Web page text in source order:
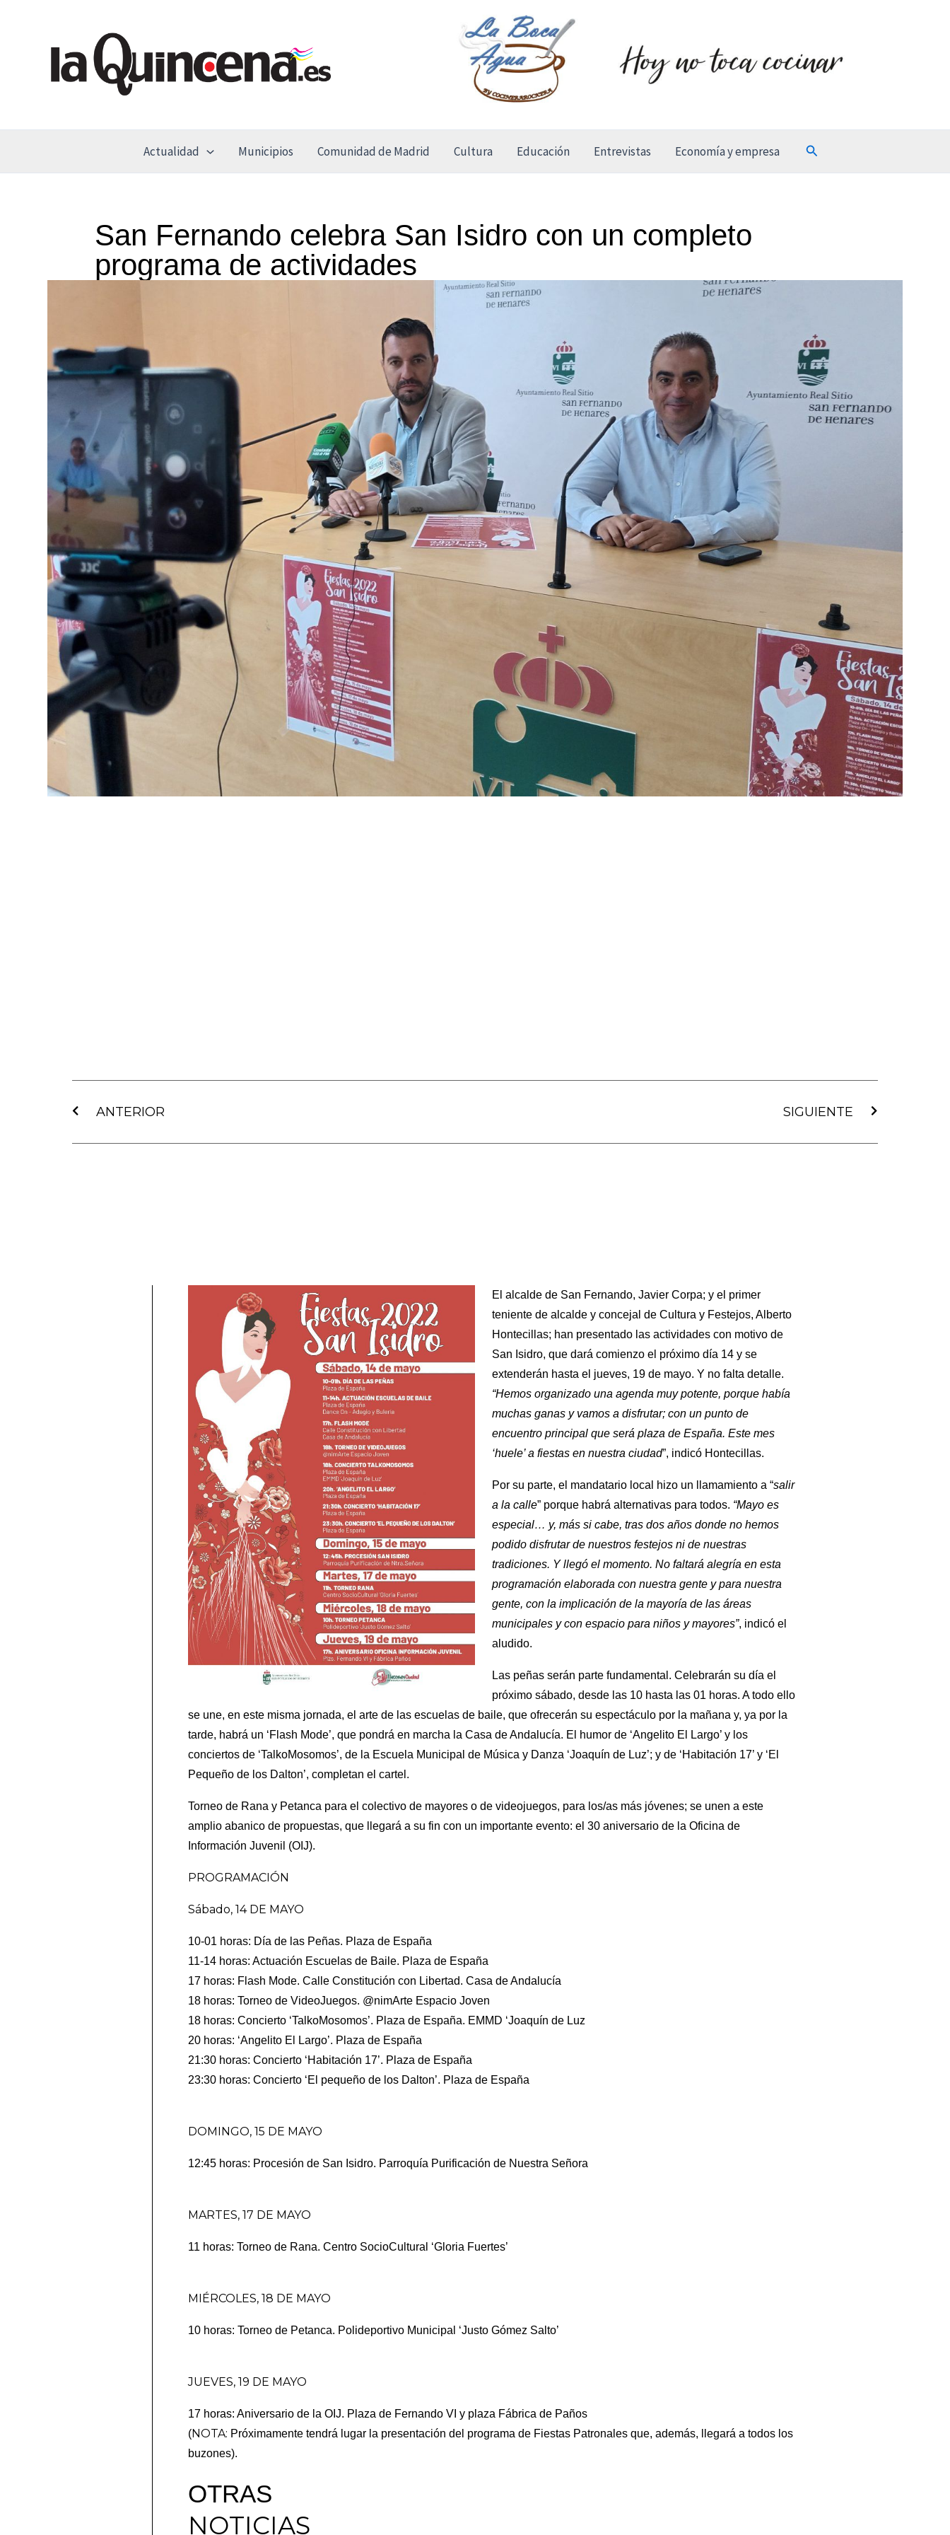
contenido
Actualidad Municipios Comunidad de Madrid Cultura Educación Entrevistas Economía y empresa Buscar
San Fernando celebra San Isidro con un completo
programa de actividades
ANTERIOR SIGUIENTE
El alcalde de San Fernando, Javier Corpa; y el primer
teniente de alcalde y concejal de Cultura y Festejos, Alberto
Hontecillas; han presentado las actividades con motivo de
San Isidro, que dará comienzo el próximo día 14 y se
extenderán hasta el jueves, 19 de mayo. Y no falta detalle.
“Hemos organizado una agenda muy potente, porque había
muchas ganas y vamos a disfrutar; con un punto de
encuentro principal que será plaza de España. Este mes
‘huele’ a fiestas en nuestra ciudad”, indicó Hontecillas.
Por su parte, el mandatario local hizo un llamamiento a “salir
a la calle” porque habrá alternativas para todos. “Mayo es
especial… y, más si cabe, tras dos años donde no hemos
podido disfrutar de nuestros festejos ni de nuestras
tradiciones. Y llegó el momento. No faltará alegría en esta
programación elaborada con nuestra gente y para nuestra
gente, con la implicación de la mayoría de las áreas
municipales y con espacio para niños y mayores”, indicó el
aludido.
Las peñas serán parte fundamental. Celebrarán su día el
próximo sábado, desde las 10 hasta las 01 horas. A todo ello
se une, en este misma jornada, el arte de las escuelas de baile, que ofrecerán su espectáculo por la mañana y, ya por la
tarde, habrá un ‘Flash Mode’, que pondrá en marcha la Casa de Andalucía. El humor de ‘Angelito El Largo’ y los
conciertos de ‘TalkoMosomos’, de la Escuela Municipal de Música y Danza ‘Joaquín de Luz’; y de ‘Habitación 17’ y ‘El
Pequeño de los Dalton’, completan el cartel.
Torneo de Rana y Petanca para el colectivo de mayores o de videojuegos, para los/as más jóvenes; se unen a este
amplio abanico de propuestas, que llegará a su fin con un importante evento: el 30 aniversario de la Oficina de
Información Juvenil (OIJ).
PROGRAMACIÓN
Sábado, 14 DE MAYO
10-01 horas: Día de las Peñas. Plaza de España
11-14 horas: Actuación Escuelas de Baile. Plaza de España
17 horas: Flash Mode. Calle Constitución con Libertad. Casa de Andalucía
18 horas: Torneo de VideoJuegos. @nimArte Espacio Joven
18 horas: Concierto ‘TalkoMosomos’. Plaza de España. EMMD ‘Joaquín de Luz
20 horas: ‘Angelito El Largo’. Plaza de España
21:30 horas: Concierto ‘Habitación 17’. Plaza de España
23:30 horas: Concierto ‘El pequeño de los Dalton’. Plaza de España
DOMINGO, 15 DE MAYO
12:45 horas: Procesión de San Isidro. Parroquía Purificación de Nuestra Señora
MARTES, 17 DE MAYO
11 horas: Torneo de Rana. Centro SocioCultural ‘Gloria Fuertes’
MIÉRCOLES, 18 DE MAYO
10 horas: Torneo de Petanca. Polideportivo Municipal ‘Justo Gómez Salto’
JUEVES, 19 DE MAYO
17 horas: Aniversario de la OIJ. Plaza de Fernando VI y plaza Fábrica de Paños
(NOTA: Próximamente tendrá lugar la presentación del programa de Fiestas Patronales que, además, llegará a todos los
buzones).
OTRAS
NOTICIAS